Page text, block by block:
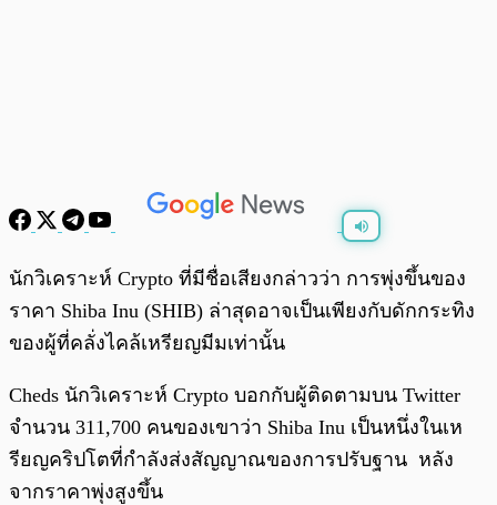
พร้อมเล่น 0:00 /
นักวิเคราะห์ Crypto ที่มีชื่อเสียงกล่าวว่า การพุ่งขึ้นของ
ราคา Shiba Inu (SHIB) ล่าสุดอาจเป็นเพียงกับดักกระทิง
ของผู้ที่คลั่งไคล้เหรียญมีมเท่านั้น
Cheds นักวิเคราะห์ Crypto บอกกับผู้ติดตามบน Twitter
จำนวน 311,700 คนของเขาว่า Shiba Inu เป็นหนึ่งในเห
รียญคริปโตที่กำลังส่งสัญญาณของการปรับฐาน หลัง
จากราคาพุ่งสูงขึ้น